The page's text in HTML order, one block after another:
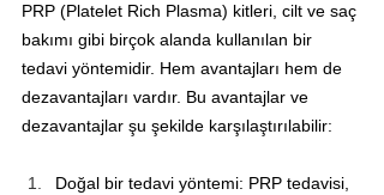
PRP (Platelet Rich Plasma) kitleri, cilt ve saç
bakımı gibi birçok alanda kullanılan bir
tedavi yöntemidir. Hem avantajları hem de
dezavantajları vardır. Bu avantajlar ve
dezavantajlar şu şekilde karşılaştırılabilir:
Doğal bir tedavi yöntemi: PRP tedavisi,